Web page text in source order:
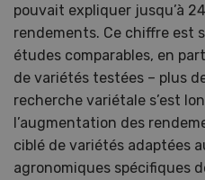
pouvait expliquer jusqu’à
rendements. Ce chiffre est
études comparables, en
de variétés testées – plus
recherche variétale s’est
l’augmentation des
ciblé de variétés adaptées
agronomiques spécifiques